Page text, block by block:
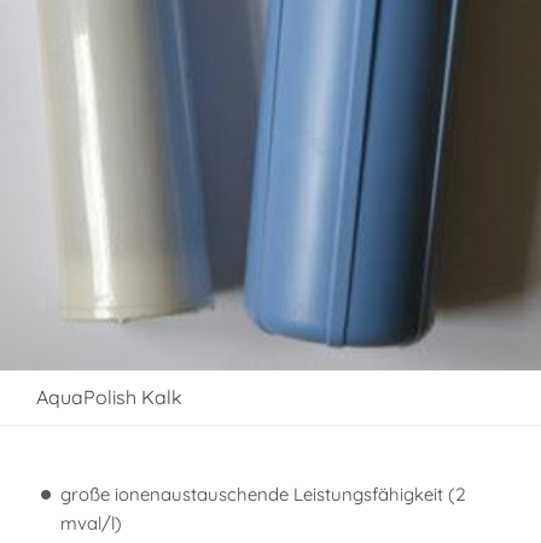
AquaPolish Kalk
große ionenaustauschende Leistungsfähigkeit (2
mval/l)